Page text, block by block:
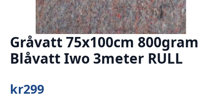
Gråvatt 75x100cm 800gram
Blåvatt Iwo 3meter RULL
kr299